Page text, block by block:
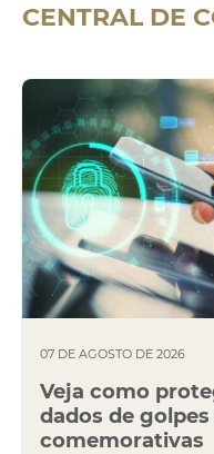
CENTRAL DE
07 DE AGOSTO DE 2026
Veja como
dados de
comemorativas